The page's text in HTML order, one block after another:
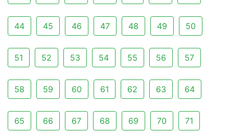
44 45 46 47 48 49 50
51 52 53 54 55 56 57
58 59 60 61 62 63 64
65 66 67 68 69 70 71